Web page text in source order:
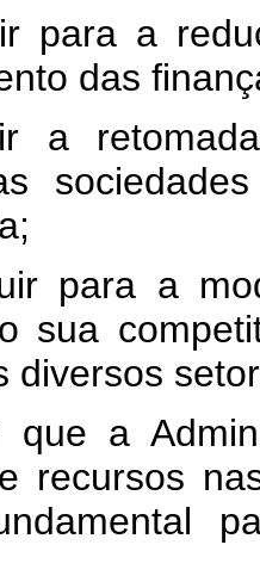
para a
das
a
para a
sua
diversos
a
recursos